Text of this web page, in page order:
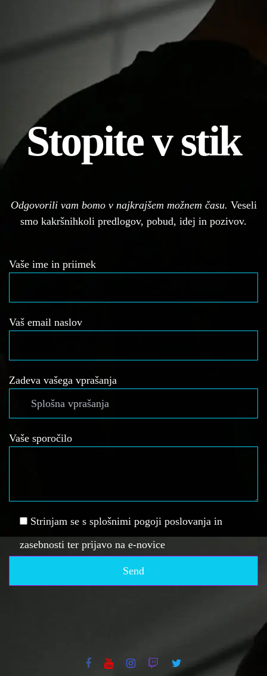
Stopite v stik
Odgovorili vam bomo v najkrajšem možnem času. Veseli
smo kakršnihkoli predlogov, pobud, idej in pozivov.
Vaše ime in priimek
Vaš email naslov
Zadeva vašega vprašanja
Vaše sporočilo
Strinjam se s splošnimi pogoji poslovanja in
zasebnosti ter prijavo na e-novice